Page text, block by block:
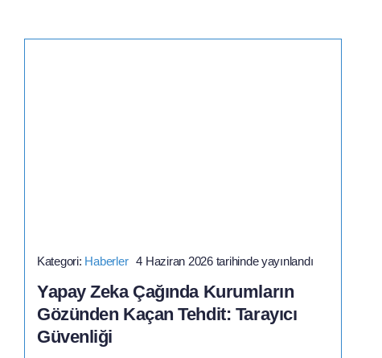
Kategori: Haberler 4 Haziran 2026 tarihinde yayınlandı
Yapay Zeka Çağında Kurumların
Gözünden Kaçan Tehdit: Tarayıcı
Güvenliği